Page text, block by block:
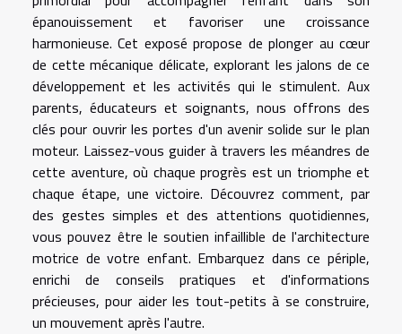
épanouissement et favoriser une croissance
harmonieuse. Cet exposé propose de plonger au cœur
de cette mécanique délicate, explorant les jalons de ce
développement et les activités qui le stimulent. Aux
parents, éducateurs et soignants, nous offrons des
clés pour ouvrir les portes d'un avenir solide sur le plan
moteur. Laissez-vous guider à travers les méandres de
cette aventure, où chaque progrès est un triomphe et
chaque étape, une victoire. Découvrez comment, par
des gestes simples et des attentions quotidiennes,
vous pouvez être le soutien infaillible de l'architecture
motrice de votre enfant. Embarquez dans ce périple,
enrichi de conseils pratiques et d'informations
précieuses, pour aider les tout-petits à se construire,
un mouvement après l'autre.